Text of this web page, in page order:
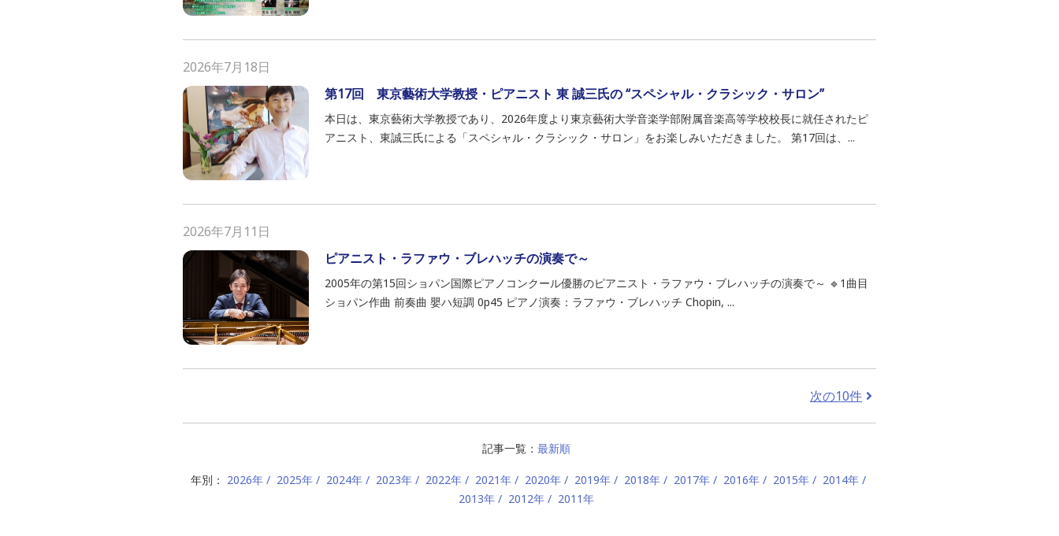
2026年7月18日
第17回 東京藝術大学教授・ピアニスト 東 誠三氏の “スペシャル・クラシック・サロン”
本日は、東京藝術大学教授であり、2026年度より東京藝術大学音楽学部附属音楽高等学校校長に就任されたピ
アニスト、東誠三氏による「スペシャル・クラシック・サロン」をお楽しみいただきました。 第17回は、...
2026年7月11日
ピアニスト・ラファウ・ブレハッチの演奏で～
2005年の第15回ショパン国際ピアノコンクール優勝のピアニスト・ラファウ・ブレハッチの演奏で～ 🔹1曲目
ショパン作曲 前奏曲 嬰ハ短調 0p45 ピアノ演奏：ラファウ・ブレハッチ Chopin, ...
次の10件
記事一覧： 最新順
年別： 2026年 2025年 2024年 2023年 2022年 2021年 2020年 2019年 2018年 2017年 2016年 2015年
2014年
2013年
2012年 2011年